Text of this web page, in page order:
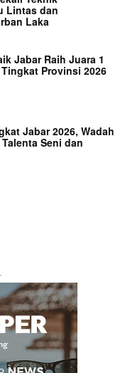
Lintas dan
Laka
Jabar Raih Juara 1
Tingkat Provinsi 2026
Jabar 2026, Wadah
Seni dan